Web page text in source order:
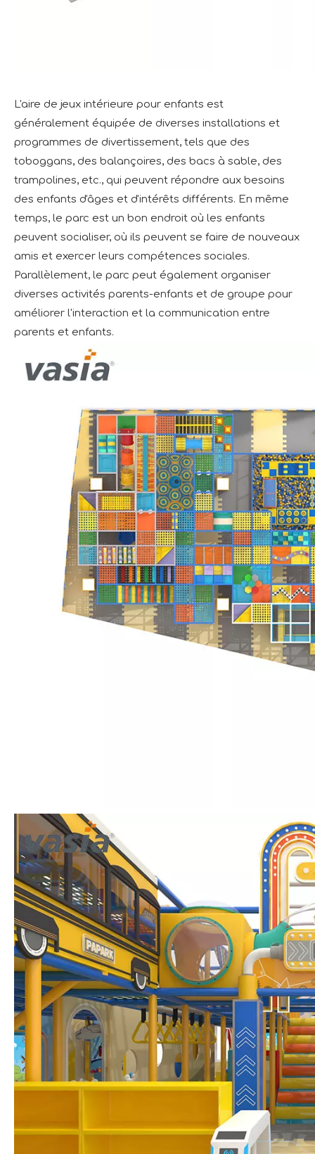
L'aire de jeux intérieure pour enfants est
généralement équipée de diverses installations et
programmes de divertissement, tels que des
toboggans, des balançoires, des bacs à sable, des
trampolines, etc., qui peuvent répondre aux besoins
des enfants d'âges et d'intérêts différents. En même
temps, le parc est un bon endroit où les enfants
peuvent socialiser, où ils peuvent se faire de nouveaux
amis et exercer leurs compétences sociales.
Parallèlement, le parc peut également organiser
diverses activités parents-enfants et de groupe pour
améliorer l'interaction et la communication entre
parents et enfants.